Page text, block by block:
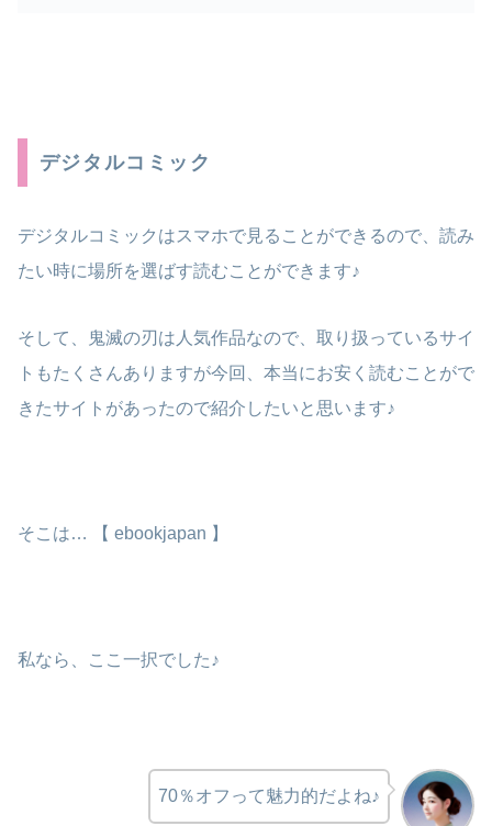
デジタルコミック
デジタルコミックはスマホで見ることができるので、読み
たい時に場所を選ばす読むことができます♪
そして、鬼滅の刃は人気作品なので、取り扱っているサイ
トもたくさんありますが今回、本当にお安く読むことがで
きたサイトがあったので紹介したいと思います♪
そこは… 【 ebookjapan 】
私なら、ここ一択でした♪
70％オフって魅力的だよね♪